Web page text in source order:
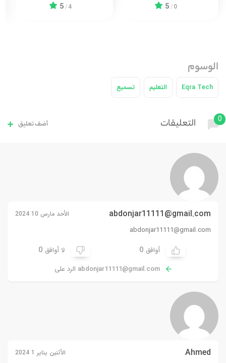
0
/
5
4
/
5
الوسوم
Eqra Tech التعليم تسميع
0 التعليقات أضف تعليق
abdonjar11111@gmail.com الأحد مارس 10 2024
abdonjar11111@gmail.com
أوافق 0 لا أوافق 0
abdonjar11111@gmail.com الرد على
Ahmed الأثنين يناير 1 2024